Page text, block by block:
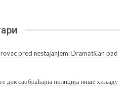
pred nestajanjem: Dramatičan pad
док саобраћајна полиција пише хиљаду